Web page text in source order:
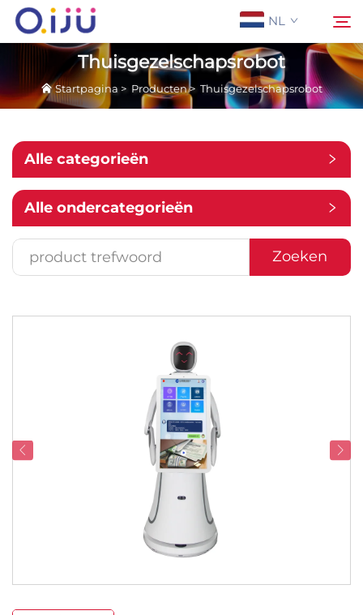
NL
Startpagina
Over Ons
Producten
Toepassing
Serviceondersteuning
Contacteer Ons
Thuisgezelschapsrobot
Startpagina > Producten> Thuisgezelschapsrobot
Alle categorieën
Alle ondercategorieën
Zoeken